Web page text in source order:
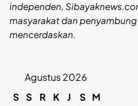
independen,
masyarakat dan
mencerdaskan.
Agustus 2026
S S R K J S M